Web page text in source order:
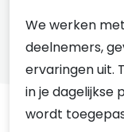
We werken
deelnemers,
ervaringen uit.
in je dagelijkse
wordt